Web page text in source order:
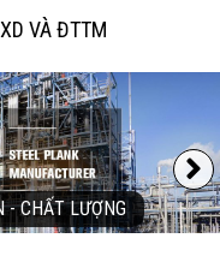
VÀ ĐTTM
CHẤT LƯỢNG